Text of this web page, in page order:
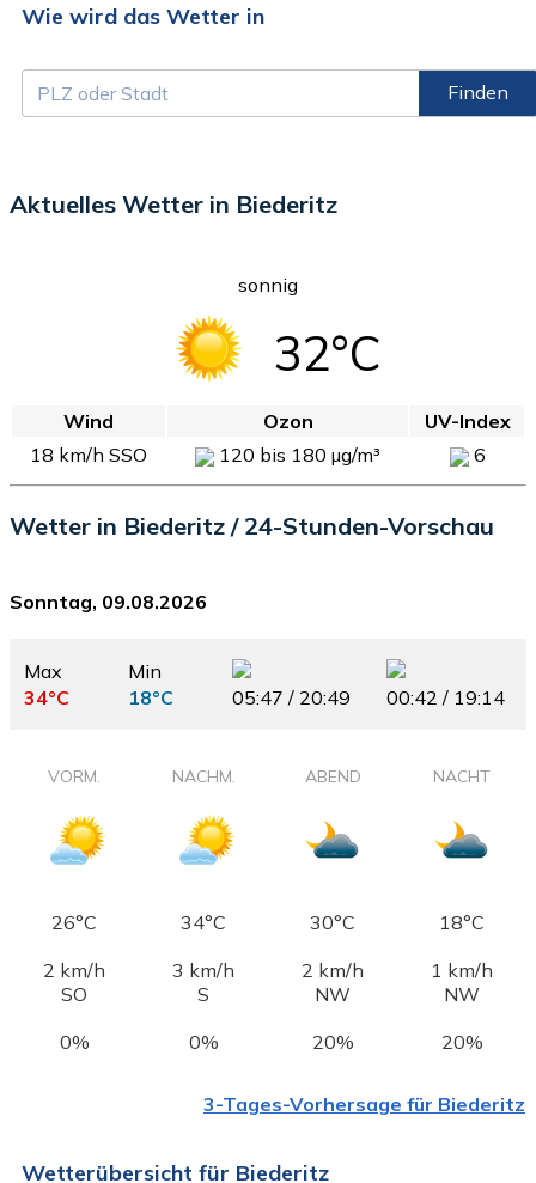
Wie wird das Wetter in
Finden
Aktuelles Wetter in Biederitz
sonnig
32°C
Wind Ozon
UV-Index
18 km/h SSO
120 bis 180 µg/m³ 6
Wetter in Biederitz / 24-Stunden-Vorschau
Sonntag, 09.08.2026
Max
34°C
Min
18°C
05:47 / 20:49 00:42 / 19:14
VORM. NACHM. ABEND NACHT
26°C 34°C 30°C
18°C
2 km/h
SO
3 km/h
S
2 km/h
NW
1 km/h
NW
0%
0% 20% 20%
3-Tages-Vorhersage für Biederitz
Wetterübersicht für Biederitz